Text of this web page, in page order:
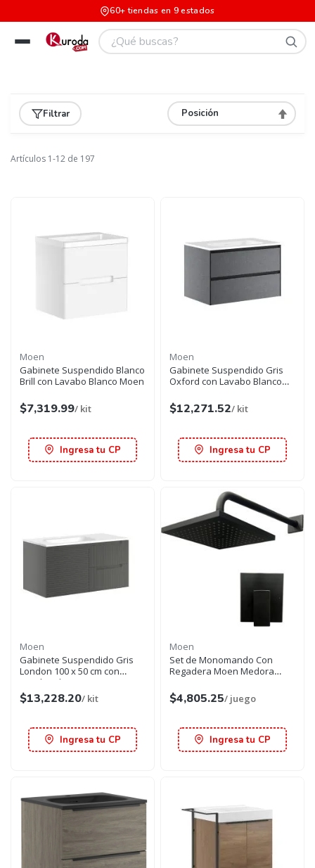
60+ tiendas en 9 estados
Filtrar Asignar
Artículos 1-12 de 197
Moen
Gabinete Suspendido Blanco
Brill con Lavabo Blanco Moen
$7,319.99/ kit
Ingresa tu CP
Moen
Gabinete Suspendido Gris
Oxford con Lavabo Blanco
$12,271.52/ kit
Ingresa tu CP
Moen
Gabinete Suspendido Gris
London 100 x 50 cm con
Lavabo Blanco Moen
$13,228.20/ kit
Ingresa tu CP
Moen
Set de Monomando Con
Regadera Moen Medora
$4,805.25/ juego
Ingresa tu CP